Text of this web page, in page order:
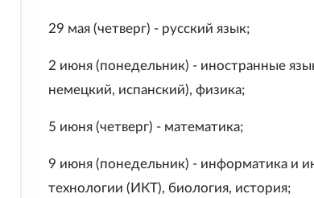
29 мая (четверг) - русский язык;
2 июня (понедельник) - иностранные
немецкий, испанский), физика;
5 июня (четверг) - математика;
9 июня (понедельник) - информатика и
технологии (ИКТ), биология, история;